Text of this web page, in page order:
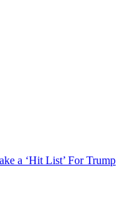
a ‘Hit List’ For Trump